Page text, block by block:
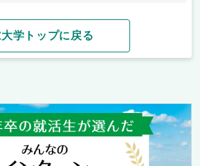
大学トップに戻る